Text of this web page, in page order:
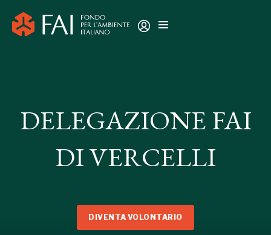
DELEGAZIONE FAI
DI VERCELLI
DIVENTA VOLONTARIO